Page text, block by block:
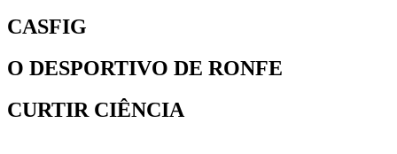
CASFIG
O DESPORTIVO DE RONFE
CURTIR CIÊNCIA